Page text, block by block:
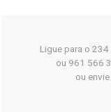
Ligue para o
ou 961 566
ou